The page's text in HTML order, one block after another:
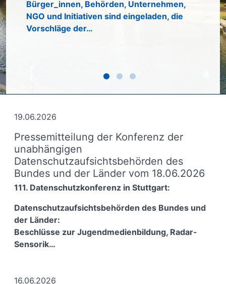
Bürger_innen, Behörden, Unternehmen,
NGO und Initiativen sind eingeladen, die
Vorschläge der…
in
Die
19.06.2026
Pressemitteilung der Konferenz der
unabhängigen
Datenschutzaufsichtsbehörden des
Bundes und der Länder vom 18.06.2026
111. Datenschutzkonferenz in Stuttgart:
Datenschutzaufsichtsbehörden des Bundes und
der Länder:
Beschlüsse zur Jugendmedienbildung, Radar-
Sensorik…
16.06.2026